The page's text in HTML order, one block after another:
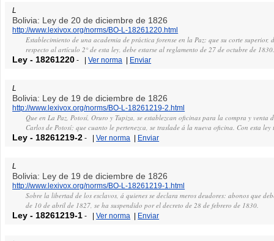
L
Bolivia: Ley de 20 de diciembre de 1826
http://www.lexivox.org/norms/BO-L-18261220.html
Establecimiento de una academia de práctica forense en la Paz: que su corte
respecto al artículo 2° de esta ley, debe estarse al reglamento de 27 de octubre de
Ley - 18261220 - |Ver norma | Enviar
L
Bolivia: Ley de 19 de diciembre de 1826
http://www.lexivox.org/norms/BO-L-18261219-2.html
Que en La Paz, Potosí, Oruro y Tupiza, se establezcan oficinas para la compra y venta
Carlos de Potosí; que cuanto le pertenezca, se traslade á la nueva oficina. Con esta
Ley - 18261219-2 - |Ver norma | Enviar
L
Bolivia: Ley de 19 de diciembre de 1826
http://www.lexivox.org/norms/BO-L-18261219-1.html
Sobre la libertad de los esclavos, á quienes se declara meros deudores: abonos que
de 10 de abril de 1827, se ha suspendido por el decreto de 28 de febrero de 1830.
Ley - 18261219-1 - |Ver norma | Enviar